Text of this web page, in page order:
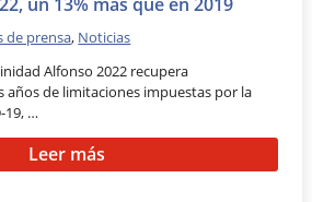
de prensa, Noticias
Alfonso 2022 recupera
años de limitaciones impuestas por la
19, …
Leer más